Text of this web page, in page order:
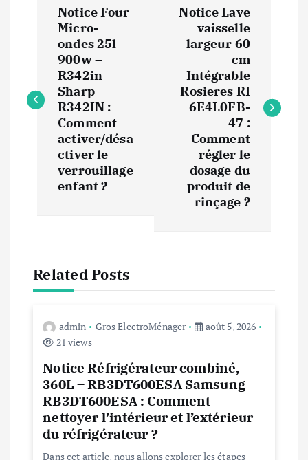
i
o
n
Notice Four
Micro-
ondes 25l
900w –
R342in
Sharp
R342IN :
Comment
activer/désa
ctiver le
verrouillage
enfant ?
Notice Lave
vaisselle
largeur 60
cm
Intégrable
Rosieres RI
6E4L0FB-
47 :
Comment
régler le
dosage du
produit de
rinçage ?
Related Posts
admin Gros ElectroMénager
août 5, 2026
21 views
Notice Réfrigérateur combiné,
360L – RB3DT600ESA Samsung
RB3DT600ESA : Comment
nettoyer l’intérieur et l’extérieur
du réfrigérateur ?
Dans cet article, nous allons explorer les étapes